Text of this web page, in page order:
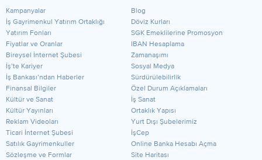
Kampanyalar
Blog
​İş Gayrimenkul Yatırım Ortaklığı
Döviz Kurları
Yatırım Fonları
SGK Emeklilerine Promosyon
Fiyatlar ve Oranlar
IBAN Hesaplama
Bireysel İnternet Şubesi
Zamanaşımı
İş’te Kariyer
Sosyal Medya
İş Bankası’ndan Haberler
Sürdürülebilirlik
Finansal Bilgiler
Özel Durum Açıklamaları
Kültür ve Sanat
İş Sanat
Kültür Yayınları
Ortaklık Yapısı
Reklam Videoları
Yurt Dışı Şubelerimiz
Ticari İnternet Şubesi
İşCep
Satılık Gayrimenkuller
Online Banka Hesabı Açma
Sözleşme ve Formlar
Site Haritası